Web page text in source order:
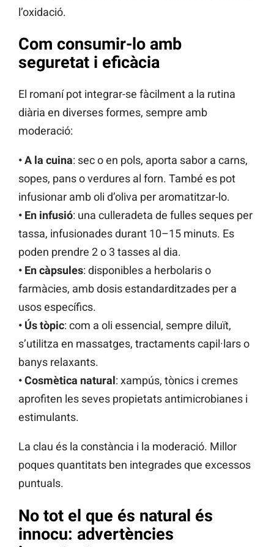
l’oxidació.
Com consumir-lo amb
seguretat i eficàcia
El romaní pot integrar-se fàcilment a la rutina
diària en diverses formes, sempre amb
moderació:
• A la cuina: sec o en pols, aporta sabor a carns,
sopes, pans o verdures al forn. També es pot
infusionar amb oli d’oliva per aromatitzar-lo.
• En infusió: una culleradeta de fulles seques per
tassa, infusionades durant 10–15 minuts. Es
poden prendre 2 o 3 tasses al dia.
• En càpsules: disponibles a herbolaris o
farmàcies, amb dosis estandarditzades per a
usos específics.
• Ús tòpic: com a oli essencial, sempre diluït,
s’utilitza en massatges, tractaments capil·lars o
banys relaxants.
• Cosmètica natural: xampús, tònics i cremes
aprofiten les seves propietats antimicrobianes i
estimulants.
La clau és la constància i la moderació. Millor
poques quantitats ben integrades que excessos
puntuals.
No tot el que és natural és
innocu: advertències